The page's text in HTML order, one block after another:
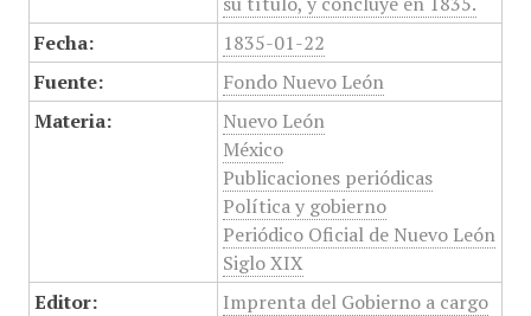
Fecha:
1835-01-22
Fuente:
Fondo Nuevo León
Materia:
Nuevo León
México
Publicaciones periódicas
Política y gobierno
Periódico Oficial de Nuevo León
Siglo XIX
Editor:
Imprenta del Gobierno a cargo